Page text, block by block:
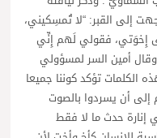
إلى القبر: “لا تُمسِكيني،
إِخوَتي، فقولي لَهم إِنِّي
أمين السر لمسؤولي
الكلمات تؤكد كوننا جميعا
أن يسردوا بالصوت
إنارة حدث ما لا فقط